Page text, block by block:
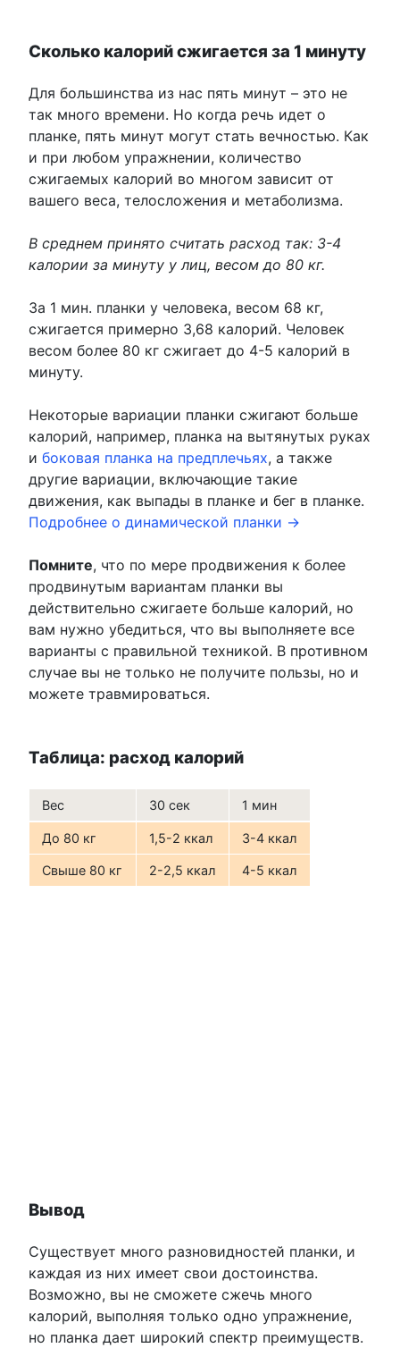
Сколько калорий сжигается за 1 минуту
Для большинства из нас пять минут – это не
так много времени. Но когда речь идет о
планке, пять минут могут стать вечностью. Как
и при любом упражнении, количество
сжигаемых калорий во многом зависит от
вашего веса, телосложения и метаболизма.
В среднем принято считать расход так: 3-4
калории за минуту у лиц, весом до 80 кг.
За 1 мин. планки у человека, весом 68 кг,
сжигается примерно 3,68 калорий. Человек
весом более 80 кг сжигает до 4-5 калорий в
минуту.
Некоторые вариации планки сжигают больше
калорий, например, планка на вытянутых руках
и боковая планка на предплечьях, а также
другие вариации, включающие такие
движения, как выпады в планке и бег в планке.
Подробнее о динамической планки →
Помните, что по мере продвижения к более
продвинутым вариантам планки вы
действительно сжигаете больше калорий, но
вам нужно убедиться, что вы выполняете все
варианты с правильной техникой. В противном
случае вы не только не получите пользы, но и
можете травмироваться.
Таблица: расход калорий
Вес 30 сек 1 мин
До 80 кг 1,5-2 ккал 3-4 ккал
Свыше 80 кг 2-2,5 ккал 4-5 ккал
Вывод
Существует много разновидностей планки, и
каждая из них имеет свои достоинства.
Возможно, вы не сможете сжечь много
калорий, выполняя только одно упражнение,
но планка дает широкий спектр преимуществ.